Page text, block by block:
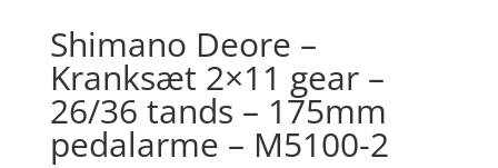
Shimano Deore –
Kranksæt 2×11 gear –
26/36 tands – 175mm
pedalarme – M5100-2